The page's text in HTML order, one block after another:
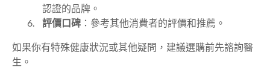
認證的品牌。
評價口碑 ：參考其他消費者的評價和推薦。
如果你有特殊健康狀況或其他疑問，建議選購前先諮詢醫
生。